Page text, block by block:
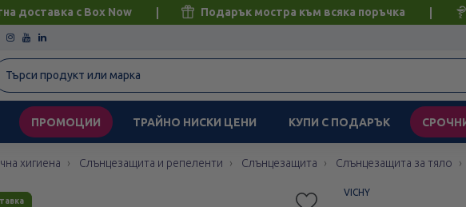
доставка с Box Now Подарък мостра към всяка поръчка
ПРОМОЦИИ ТРАЙНО НИСКИ ЦЕНИ КУПИ С ПОДАРЪК
хигиена Слънцезащита и репеленти Слънцезащита Слънцезащита за тяло
VICHY